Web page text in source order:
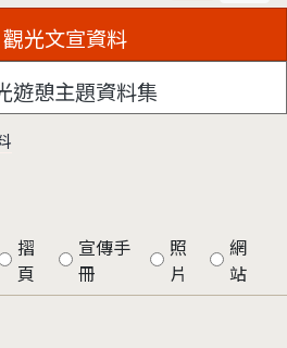
觀光文宣資料
遊憩主題資料集
摺
頁
宣傳手
冊
照
片
網
站